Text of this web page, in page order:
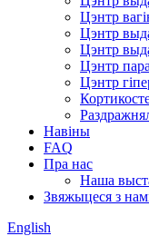
Цэнтр
Цэнтр
Цэнтр
Цэнтр
Цэнтр
Навіны
FAQ
Пра нас
Наша
Звяжыцеся з
English